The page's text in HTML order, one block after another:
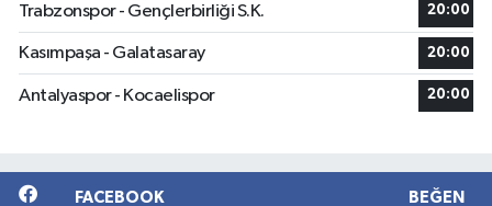
Trabzonspor - Gençlerbirliği S.K. 20:00
Kasımpaşa - Galatasaray 20:00
Antalyaspor - Kocaelispor 20:00
FACEBOOK BEĞEN